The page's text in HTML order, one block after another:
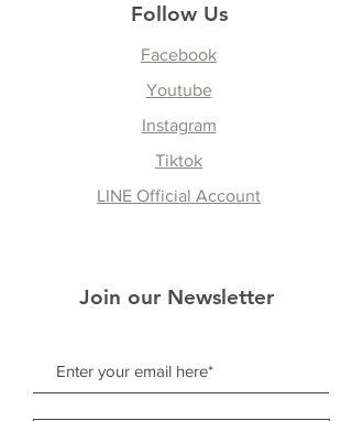
Follow Us
Facebook
Youtube
Instagram
Tiktok
LINE Official Account
Join our Newsletter